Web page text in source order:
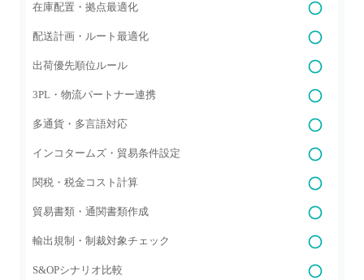
在庫配置・拠点最適化
配送計画・ルート最適化
出荷優先順位ルール
3PL・物流パートナー連携
多通貨・多言語対応
インコタームズ・貿易条件設定
関税・税金コスト計算
貿易書類・通関書類作成
輸出規制・制裁対象チェック
S&OPシナリオ比較